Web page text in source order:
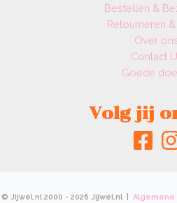
Bestellen &
Retourneren &
Over
Contact
Goede
Volg jij
© Jijwel.nl 2000 - 2026 Jijwel.nl | Algemene